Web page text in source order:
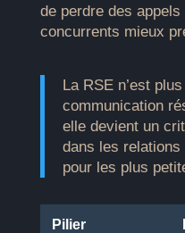
de perdre des appels
concurrents mieux
La RSE n’est
communication
elle devient un
dans les
pour les plus
Pilier